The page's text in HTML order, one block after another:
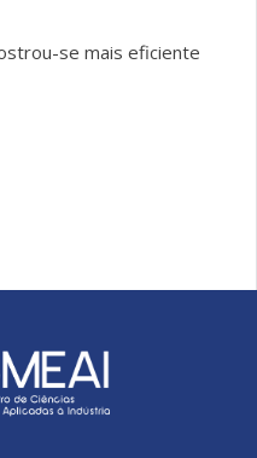
se mais eficiente